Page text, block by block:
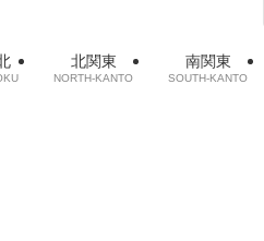
北関東
NORTH-KANTO
南関東
SOUTH-KANTO